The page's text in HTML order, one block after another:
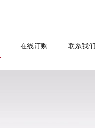
在线订购 联系我们